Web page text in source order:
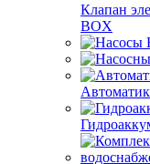
Клапан
BOX